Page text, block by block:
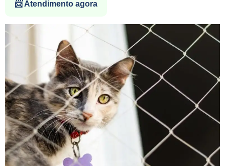
📨 Atendimento agora